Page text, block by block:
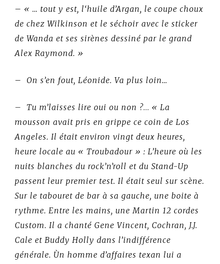
– « … tout y est, l‘huile d’Argan, le coupe choux
de chez Wilkinson et le séchoir avec le sticker
de Wanda et ses sirènes dessiné par le grand
Alex Raymond. »
– On s’en fout, Léonide. Va plus loin…
– Tu m’laisses lire oui ou non ?… « La
mousson avait pris en grippe ce coin de Los
Angeles. Il était environ vingt deux heures,
heure locale au « Troubadour » : L’heure où les
nuits blanches du rock’n’roll et du Stand-Up
passent leur premier test. Il était seul sur scène.
Sur le tabouret de bar à sa gauche, une boite à
rythme. Entre les mains, une Martin 12 cordes
Custom. Il a chanté Gene Vincent, Cochran, J.J.
Cale et Buddy Holly dans l’indifférence
générale. Ùn homme d’affaires texan lui a